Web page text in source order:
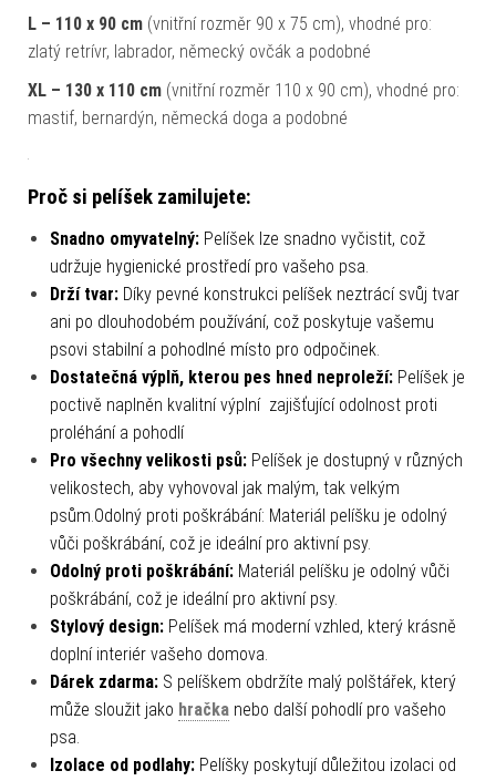
L – 110 x 90 cm (vnitřní rozměr 90 x 75 cm), vhodné pro:
zlatý retrívr, labrador, německý ovčák a podobné
XL – 130 x 110 cm (vnitřní rozměr 110 x 90 cm), vhodné pro:
mastif, bernardýn, německá doga a podobné
Proč si pelíšek zamilujete:
Snadno omyvatelný: Pelíšek lze snadno vyčistit, což
udržuje hygienické prostředí pro vašeho psa.
Drží tvar: Díky pevné konstrukci pelíšek neztrácí svůj tvar
ani po dlouhodobém používání, což poskytuje vašemu
psovi stabilní a pohodlné místo pro odpočinek.
Dostatečná výplň, kterou pes hned neproleží: Pelíšek je
poctivě naplněn kvalitní výplní zajišťující odolnost proti
proléhání a pohodlí
Pro všechny velikosti psů: Pelíšek je dostupný v různých
velikostech, aby vyhovoval jak malým, tak velkým
psům.Odolný proti poškrábání: Materiál pelíšku je odolný
vůči poškrábání, což je ideální pro aktivní psy.
Odolný proti poškrábání: Materiál pelíšku je odolný vůči
poškrábání, což je ideální pro aktivní psy.
Stylový design: Pelíšek má moderní vzhled, který krásně
doplní interiér vašeho domova.
Dárek zdarma: S pelíškem obdržíte malý polštářek, který
může sloužit jako hračka nebo další pohodlí pro vašeho
psa.
Izolace od podlahy: Pelíšky poskytují důležitou izolaci od